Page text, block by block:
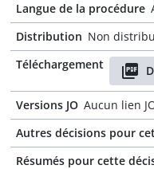
Langue de la procédure
Distribution Non
Téléchargement
Versions JO Aucun lien
Autres décisions pour
Résumés pour cette